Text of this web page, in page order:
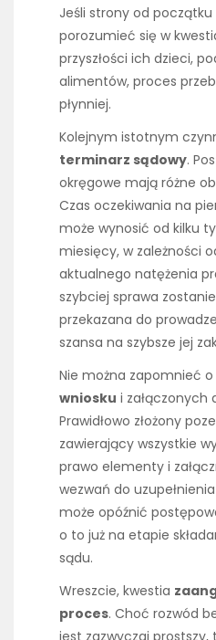
Jeśli strony od początku
porozumieć się w
przyszłości ich dzieci,
alimentów, proces
płynniej.
Kolejnym istotnym
terminarz sądowy.
okręgowe mają różne
Czas oczekiwania na
może wynosić od kilku
miesięcy, w zależności
aktualnego natężenia
szybciej sprawa
przekazana do
szansa na szybsze jej
Nie można zapomnieć o
wniosku i załączonych
Prawidłowo złożony
zawierający wszystkie
prawo elementy i
wezwań do
może opóźnić
o to już na etapie
sądu.
Wreszcie, kwestia
proces. Choć rozwód